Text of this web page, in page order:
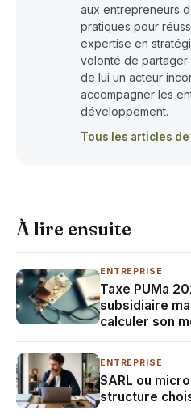
aux entrepreneurs
pratiques pour
expertise en
volonté de partager
de lui un acteur
accompagner les
développement.
Tous les articles
À lire ensuite
ENTREPRISE
Taxe PUMa
subsidiaire
calculer son
ENTREPRISE
SARL ou
structure